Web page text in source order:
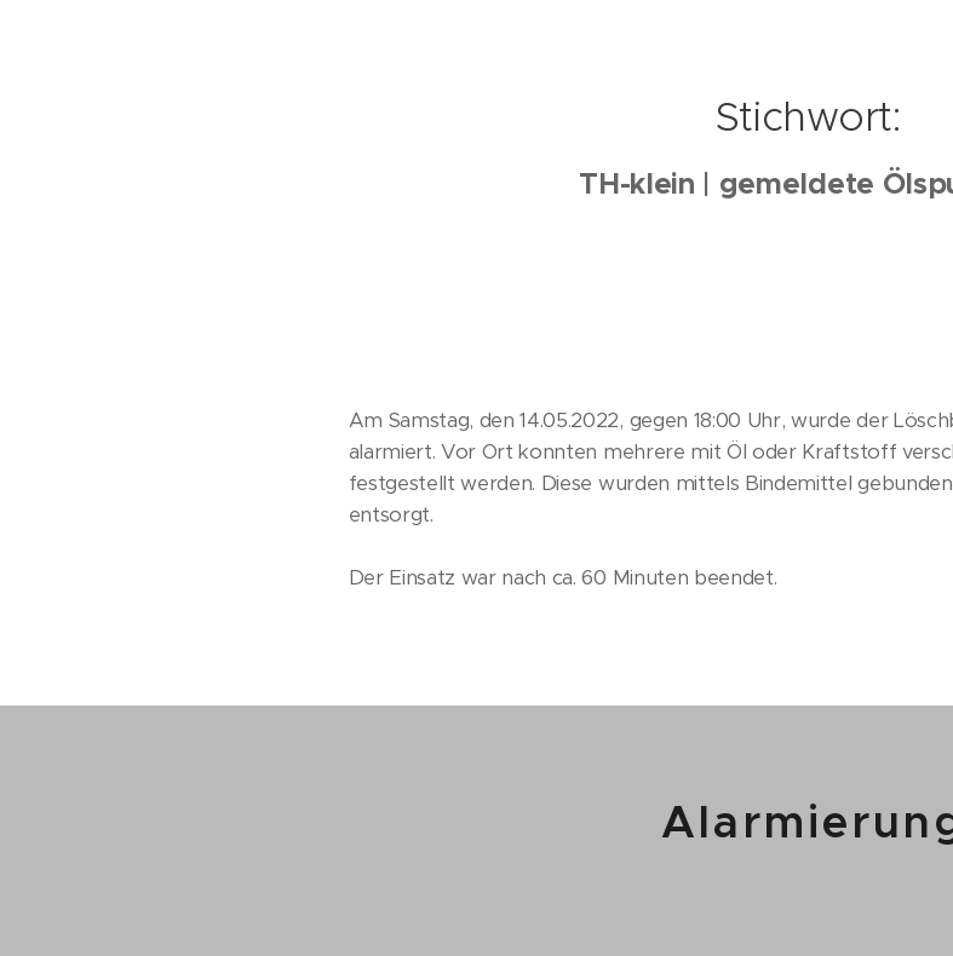
Stichwort:
TH-klein | gemeldete
Am Samstag, den 14.05.2022, gegen 18:00 Uhr, wurde der
alarmiert. Vor Ort konnten mehrere mit Öl oder Kraftstoff
festgestellt werden. Diese wurden mittels Bindemittel
entsorgt.
Der Einsatz war nach ca. 60 Minuten beendet.